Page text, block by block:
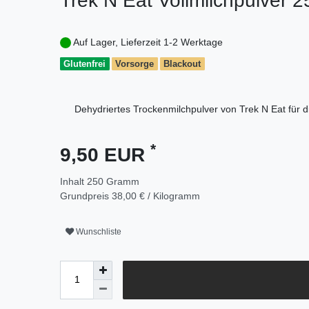
Auf Lager, Lieferzeit 1-2 Werktage
Glutenfrei Vorsorge Blackout
Dehydriertes Trockenmilchpulver von Trek N Eat für
9,50 EUR *
Inhalt 250 Gramm
Grundpreis 38,00 € / Kilogramm
Wunschliste